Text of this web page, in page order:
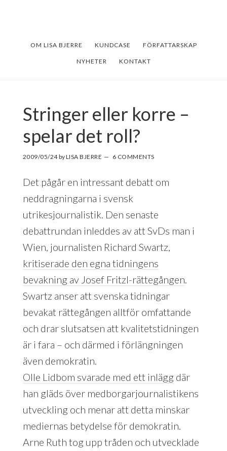
OM LISA BJERRE KUNDCASE FÖRFATTARSKAP
NYHETER KONTAKT
Stringer eller korre –
spelar det roll?
2009/05/24byLISA BJERRE 6 COMMENTS
Det pågår en intressant debatt om
neddragningarna i svensk
utrikesjournalistik. Den senaste
debattrundan inleddes av att SvDs man i
Wien, journalisten Richard Swartz,
kritiserade den egna tidningens
bevakning av Josef Fritzl-rättegången
Swartz anser att svenska tidningar
bevakat rättegången alltför omfattande
och drar slutsatsen att kvalitetstidningen
är i fara – och därmed i förlängningen
även demokratin.
Olle Lidbom svarade med ett inläggdär
han gläds över medborgarjournalistikens
utveckling och menar att detta minskar
mediernas betydelse för demokratin.
Arne Ruth tog upp tråden och utvecklade